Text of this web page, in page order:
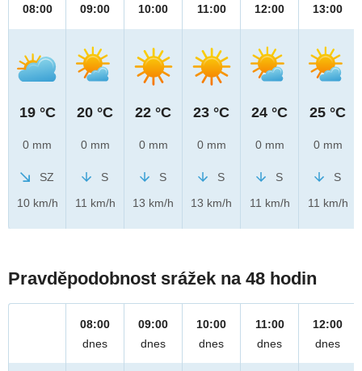
08:00
19 °C
0 mm
SZ
10 km/h
09:00
20 °C
0 mm
S
11 km/h
10:00
22 °C
0 mm
S
13 km/h
11:00
23 °C
0 mm
S
13 km/h
12:00
24 °C
0 mm
S
11 km/h
13:00
25 °C
0 mm
S
11 km/h
Pravděpodobnost srážek na 48 hodin
08:00
dnes
09:00
dnes
10:00
dnes
11:00
dnes
12:00
dnes